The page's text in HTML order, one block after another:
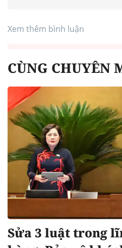
Xem thêm bình luận
CÙNG CHUYÊN
Sửa 3 luật trong